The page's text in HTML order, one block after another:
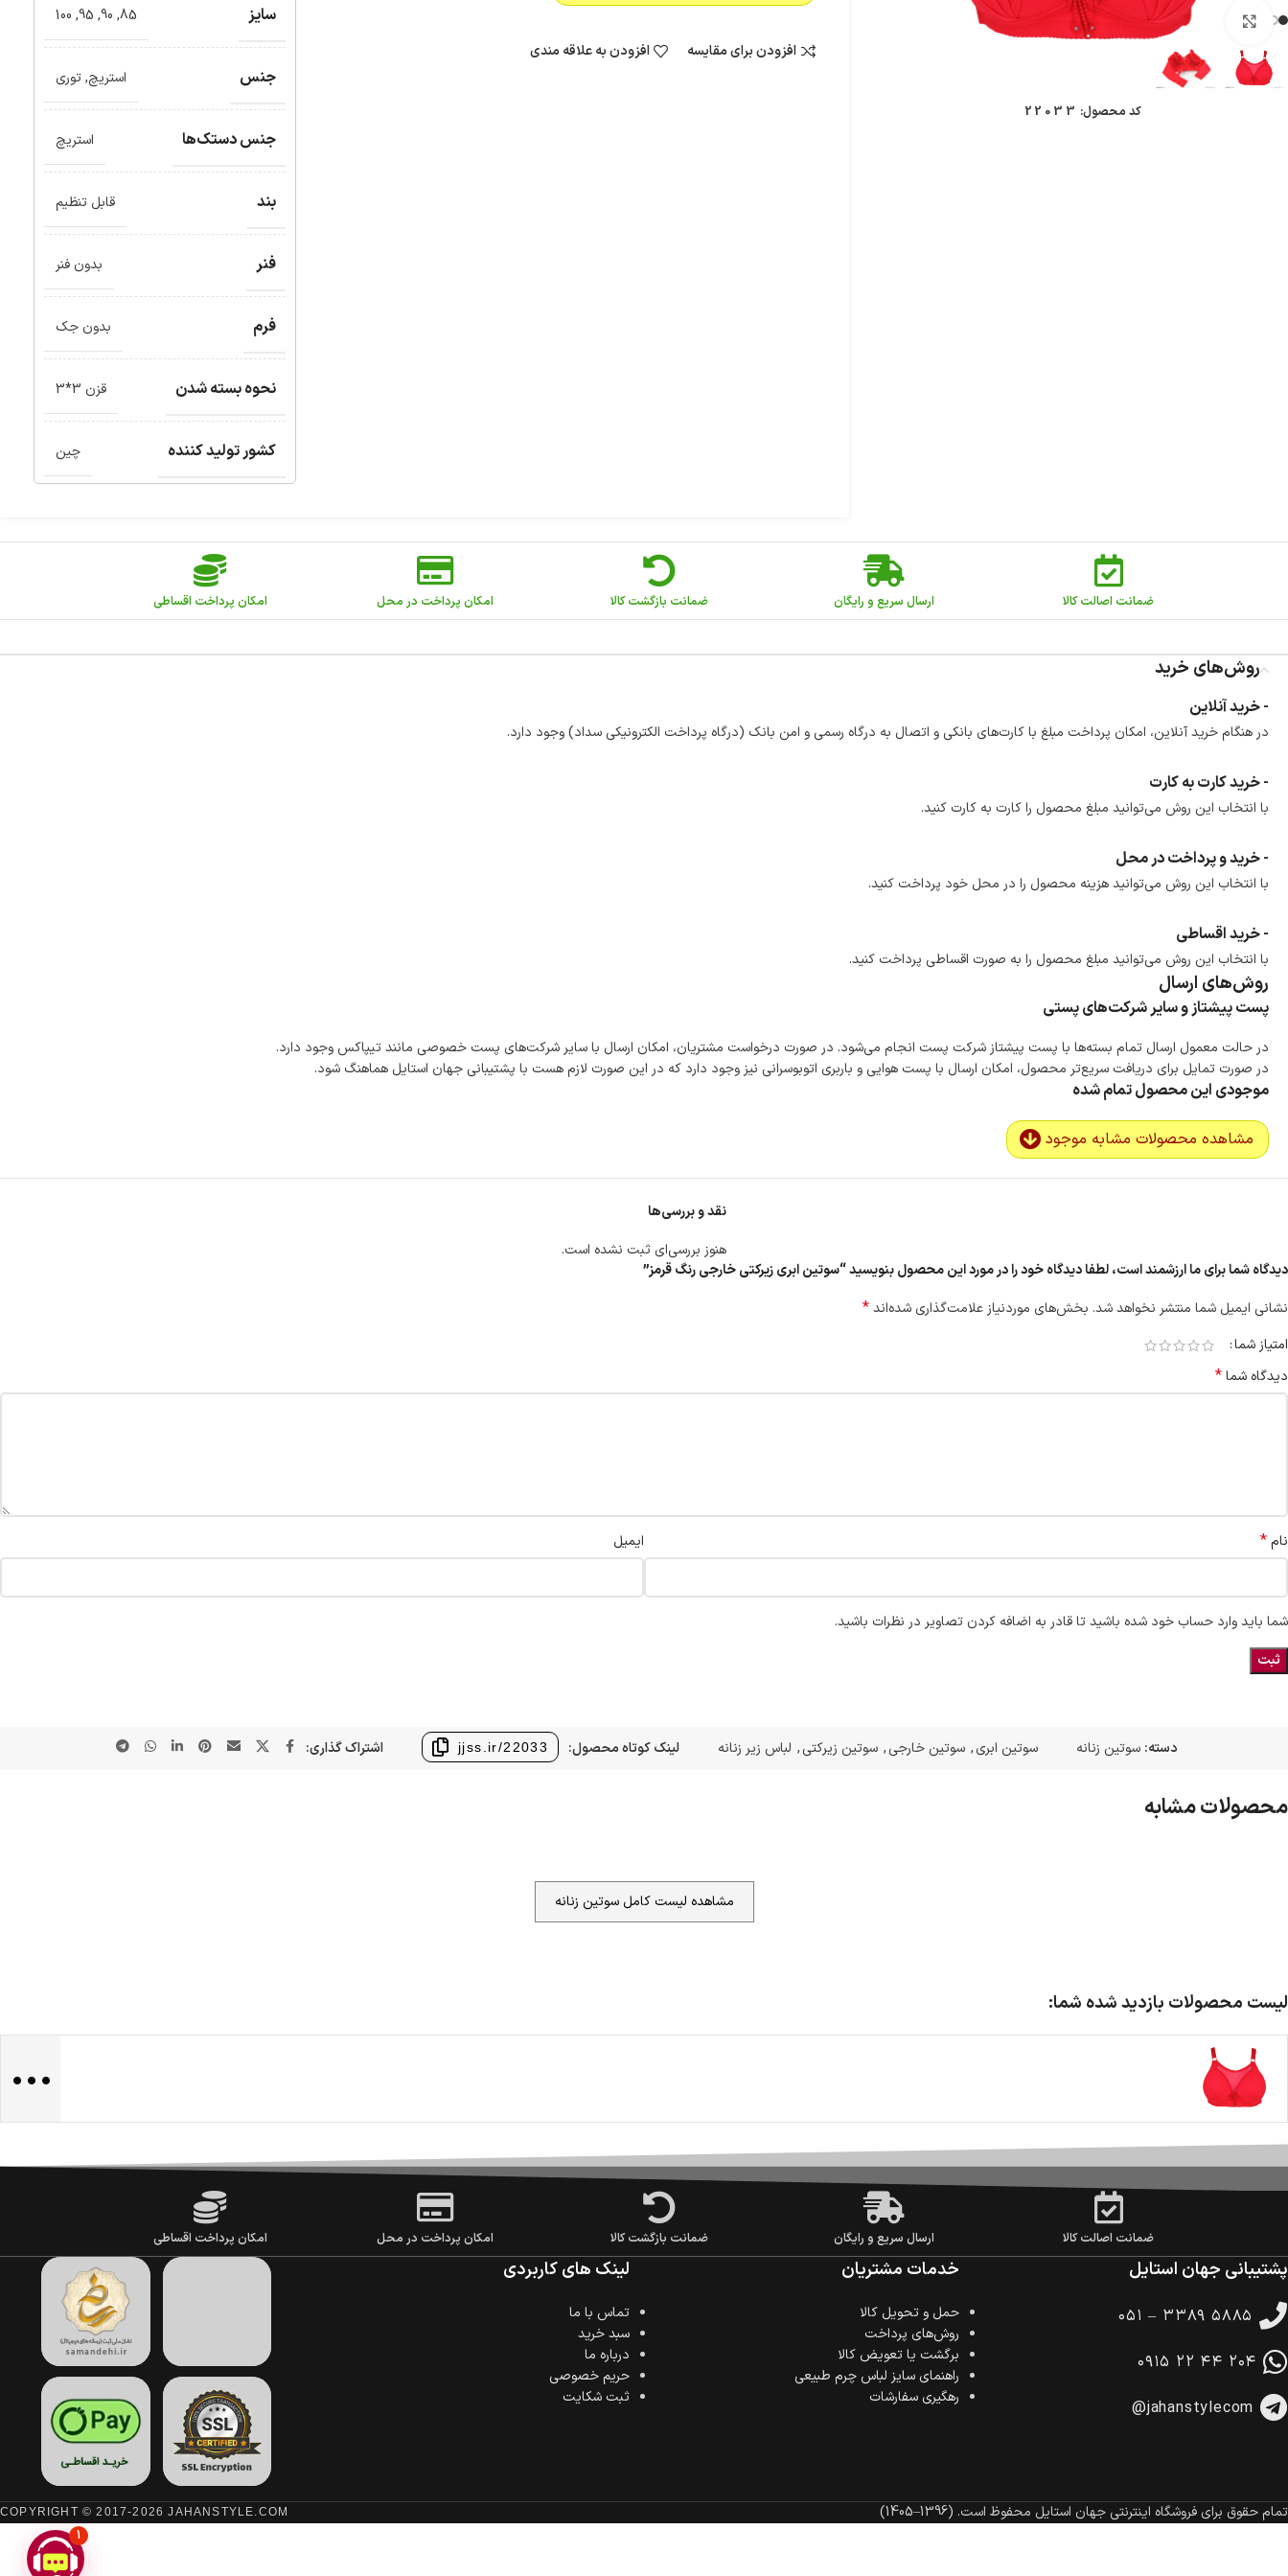
بزرگنمایی تصویر
کد محصول: 22033
سایز 85
,
90
,
95
,
100
جنس استریچ,توری
جنس دستک‌ها استریچ
بند قابل تنظیم
فنر بدون فنر
فرم بدون جک
نحوه بسته شدن قزن 3*3
کشور تولید کننده چین
افزودن برای مقایسه افزودن به علاقه مندی
ضمانت اصالت کالا ارسال سریع و رایگان ضمانت بازگشت کالا امکان پرداخت در محل امکان پرداخت اقساطی
روش‌های خرید
- خرید آنلاین
در هنگام خرید آنلاین، امکان پرداخت مبلغ با کارت‌های بانکی و اتصال به درگاه رسمی و امن بانک (درگاه پرداخت الکترونیکی سداد) وجود دارد.
- خرید کارت به کارت
با انتخاب این روش می‌توانید مبلغ محصول را کارت به کارت کنید.
- خرید و پرداخت در محل
با انتخاب این روش می‌توانید هزینه محصول را در محل خود پرداخت کنید.
- خرید اقساطی
با انتخاب این روش می‌توانید مبلغ محصول را به صورت اقساطی پرداخت کنید.
روش‌های ارسال
پست پیشتاز و سایر شرکت‌های پستی
در حالت معمول ارسال تمام بسته‌ها با پست پیشتاز شرکت پست انجام می‌شود. در صورت درخواست مشتریان، امکان ارسال با سایر شرکت‌های پست خصوصی مانند تیپاکس وجود دارد.
در صورت تمایل برای دریافت سریع‌تر محصول، امکان ارسال با پست هوایی و باربری اتوبوسرانی نیز وجود دارد که در این صورت لازم هست با پشتیبانی جهان استایل هماهنگ شود.
موجودی این محصول تمام شده
مشاهده محصولات مشابه موجود
نقد و بررسی‌ها
هنوز بررسی‌ای ثبت نشده است.
دیدگاه شما برای ما ارزشمند است، لطفا دیدگاه خود را در مورد این محصول بنویسید “سوتین ابری زیرکتی خارجی رنگ قرمز”
نشانی ایمیل شما منتشر نخواهد شد. بخش‌های موردنیاز علامت‌گذاری شده‌اند*
امتیاز شما
دیدگاه شما*
نام* ایمیل
شما باید وارد حساب خود شده باشید تا قادر به اضافه کردن تصاویر در نظرات باشید.
دسته: سوتین زنانه سوتین ابری, سوتین خارجی, سوتین زیرکتی, لباس زیر زنانه لینک کوتاه محصول: jjss.ir/22033 اشتراک گذاری:
محصولات مشابه
مشاهده لیست کامل سوتین زنانه
لیست محصولات بازدید شده شما:
...
ضمانت اصالت کالا ارسال سریع و رایگان ضمانت بازگشت کالا امکان پرداخت در محل امکان پرداخت اقساطی
پشتیبانی جهان استایل
۰۵۱ – ۳۳۸۹ ۵۸۸۵
۰۹۱۵ ۲۲ ۴۴ ۲۰۴
@jahanstylecom
خدمات مشتریان
حمل‌ و تحویل کالا
روش‌های پرداخت
برگشت یا تعویض کالا
راهنمای سایز لباس چرم طبیعی
رهگیری سفارشات
لینک های کاربردی
تماس با ما
سبد خرید
درباره ما
حریم خصوصی
ثبت شکایت
تمام حقوق برای فروشگاه اینترنتی جهان استایل محفوظ است. (1396–1405)
COPYRIGHT © 2017-2026 JAHANSTYLE.COM
1